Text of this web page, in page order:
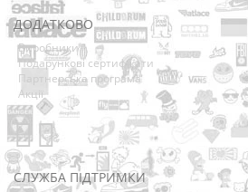
ДОДАТКОВО
Виробники
Подарункові сертифікати
Партнерська програма
Акції
СЛУЖБА ПІДТРИМКИ